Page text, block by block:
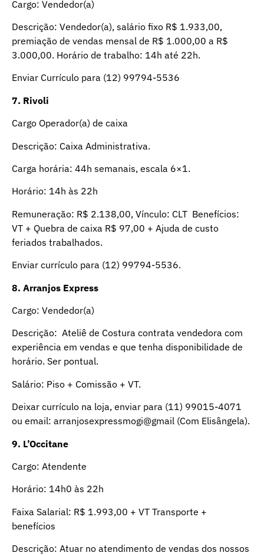
Cargo: Vendedor(a)
Descrição: Vendedor(a), salário fixo R$ 1.933,00,
premiação de vendas mensal de R$ 1.000,00 a R$
3.000,00. Horário de trabalho: 14h até 22h.
Enviar Currículo para (12) 99794-5536
7. Rivoli
Cargo Operador(a) de caixa
Descrição: Caixa Administrativa.
Carga horária: 44h semanais, escala 6×1.
Horário: 14h às 22h
Remuneração: R$ 2.138,00, Vínculo: CLT Benefícios:
VT + Quebra de caixa R$ 97,00 + Ajuda de custo
feriados trabalhados.
Enviar currículo para (12) 99794-5536.
8. Arranjos Express
Cargo: Vendedor(a)
Descrição: Ateliê de Costura contrata vendedora com
experiência em vendas e que tenha disponibilidade de
horário. Ser pontual.
Salário: Piso + Comissão + VT.
Deixar currículo na loja, enviar para (11) 99015-4071
ou email: arranjosexpressmogi@gmail (Com Elisângela).
9. L’Occitane
Cargo: Atendente
Horário: 14h0 às 22h
Faixa Salarial: R$ 1.993,00 + VT Transporte +
benefícios
Descrição: Atuar no atendimento de vendas dos nossos